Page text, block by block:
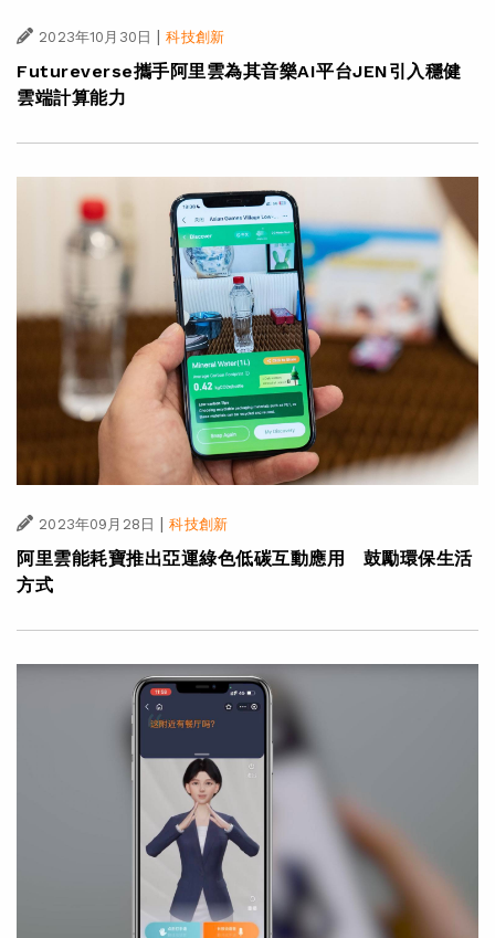
2023年10月30日 科技創新
Futureverse攜手阿里雲為其音樂AI平台JEN引入穩健
雲端計算能力
2023年09月28日 | 科技創新
阿里雲能耗寶推出亞運綠色低碳互動應用 鼓勵環保生活
方式